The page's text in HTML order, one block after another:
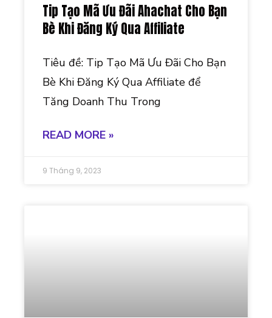
Tip Tạo Mã Ưu Đãi Ahachat Cho Bạn
Bè Khi Đăng Ký Qua Affiliate
Tiêu đề: Tip Tạo Mã Ưu Đãi Cho Bạn
Bè Khi Đăng Ký Qua Affiliate để
Tăng Doanh Thu Trong
READ MORE »
9 Tháng 9, 2023